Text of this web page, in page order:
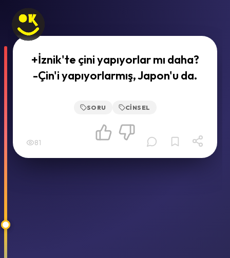
+İznik'te çini yapıyorlar mı daha?
-Çin'i yapıyorlarmış, Japon'u da.
SORU CINSEL
81